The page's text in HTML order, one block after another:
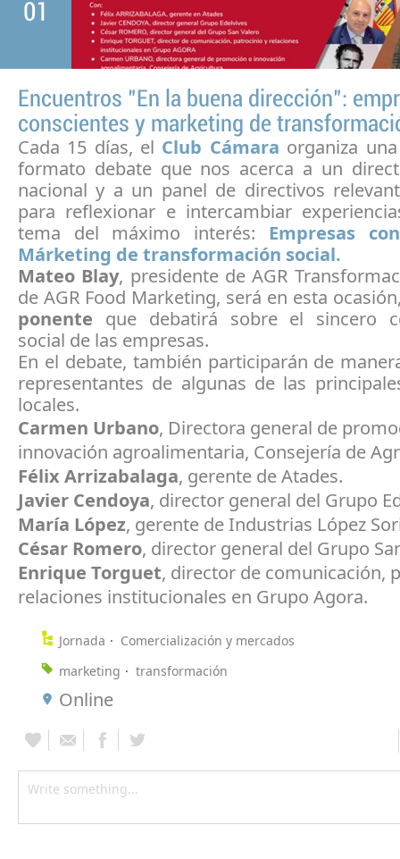
01
Encuentros "En la buena dirección":
conscientes y marketing de
Cada 15 días, el Club Cámara organiza
formato debate que nos acerca a un
nacional y a un panel de directivos
para reflexionar e intercambiar
tema del máximo interés: Empresas
Márketing de transformación social.
Mateo Blay, presidente de AGR
de AGR Food Marketing, será en esta
ponente que debatirá sobre el sincero
social de las empresas.
En el debate, también participarán de
representantes de algunas de las
locales.
Carmen Urbano, Directora general de
innovación agroalimentaria, Consejería de
Félix Arrizabalaga, gerente de Atades.
Javier Cendoya, director general del Grupo
María López, gerente de Industrias López
César Romero, director general del Grupo
Enrique Torguet, director de comunicación,
relaciones institucionales en Grupo Agora.
Jornada
Comercialización y mercados
marketing
transformación
Online